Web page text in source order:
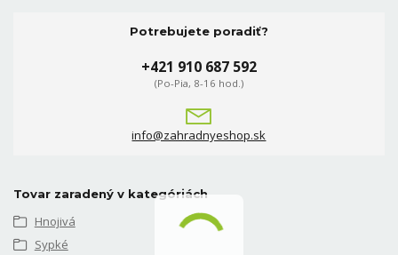
Potrebujete poradiť?
+421 910 687 592
(Po-Pia, 8-16 hod.)
info@zahradnyeshop.sk
Tovar zaradený v kategóriách
Hnojivá
Sypké